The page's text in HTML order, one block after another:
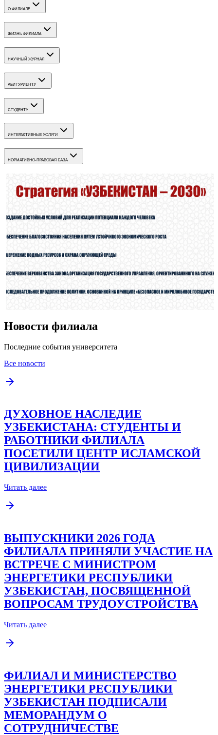
О ФИЛИАЛЕ
ЖИЗНЬ ФИЛИАЛА
НАУЧНЫЙ ЖУРНАЛ
АБИТУРИЕНТУ
СТУДЕНТУ
ИНТЕРАКТИВНЫЕ УСЛУГИ
НОРМАТИВНО-ПРАВОВАЯ БАЗА
Новости филиала
Последние события университета
Все новости
ДУХОВНОЕ НАСЛЕДИЕ
УЗБЕКИСТАНА: СТУДЕНТЫ И
РАБОТНИКИ ФИЛИАЛА
ПОСЕТИЛИ ЦЕНТР ИСЛАМСКОЙ
ЦИВИЛИЗАЦИИ
Читать далее
ВЫПУСКНИКИ 2026 ГОДА
ФИЛИАЛА ПРИНЯЛИ УЧАСТИЕ НА
ВСТРЕЧЕ С МИНИСТРОМ
ЭНЕРГЕТИКИ РЕСПУБЛИКИ
УЗБЕКИСТАН, ПОСВЯЩЕННОЙ
ВОПРОСАМ ТРУДОУСТРОЙСТВА
Читать далее
ФИЛИАЛ И МИНИСТЕРСТВО
ЭНЕРГЕТИКИ РЕСПУБЛИКИ
УЗБЕКИСТАН ПОДПИСАЛИ
МЕМОРАНДУМ О
СОТРУДНИЧЕСТВЕ